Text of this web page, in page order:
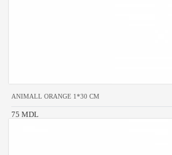
ANIMALL ORANGE 1*30 CM
75 MDL